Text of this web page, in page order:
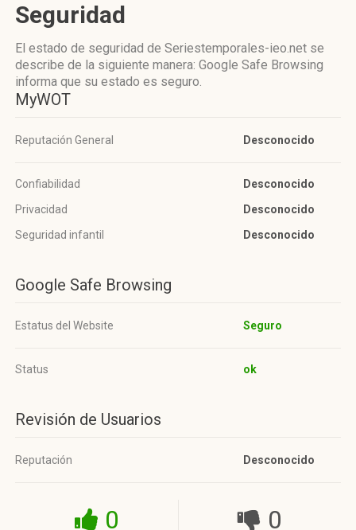
Seguridad
El estado de seguridad de Seriestemporales-ieo.net se
describe de la siguiente manera: Google Safe Browsing
informa que su estado es seguro.
MyWOT
Reputación General Desconocido
Confiabilidad
Desconocido
Privacidad
Desconocido
Seguridad infantil
Desconocido
Google Safe Browsing
Estatus del Website Seguro
Status ok
Revisión de Usuarios
Reputación Desconocido
0 0